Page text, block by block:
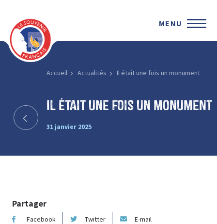
MENU
Accueil Actualités Il était une fois un monument
Il était une fois un monument
31 janvier 2025
Partager
Facebook Twitter E-mail